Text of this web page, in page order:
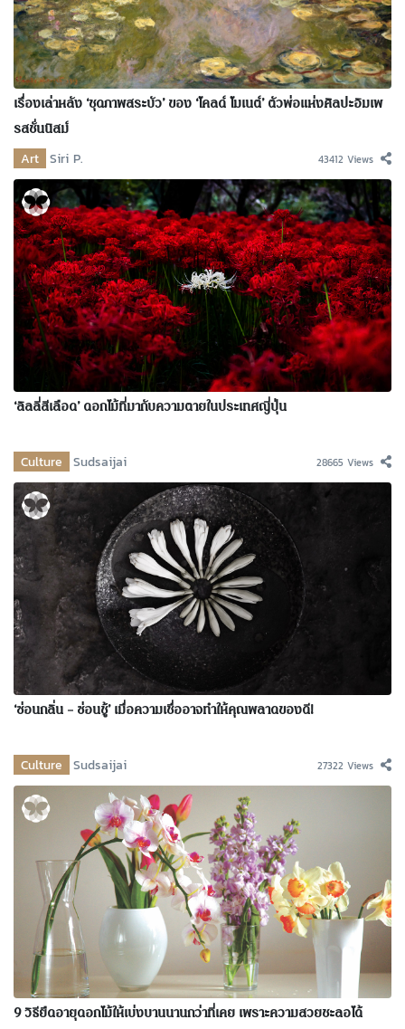
เรื่องเล่าหลัง ‘ชุดภาพสระบัว’ ของ ‘โคลด์ โมเนต์’ ตัวพ่อแห่งศิลปะอิมเพ
รสชั่นนิสม์
Art Siri P. 43412 Views
‘ลิลลี่สีเลือด’ ดอกไม้ที่มากับความตายในประเทศญี่ปุ่น
Culture Sudsaijai 28665 Views
‘ซ่อนกลิ่น – ซ่อนชู้’ เมื่อความเชื่ออาจทำให้คุณพลาดของดี!
Culture Sudsaijai 27322 Views
9 วิธียืดอายุดอกไม้ให้เบ่งบานนานกว่าที่เคย เพราะความสวยชะลอได้